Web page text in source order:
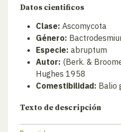
Datos cientificos
Clase: Ascomycota
Género:
Especie: abruptum
Autor: (Berk. &
Hughes 1958
Comestibilidad: Balio
Texto de descripción